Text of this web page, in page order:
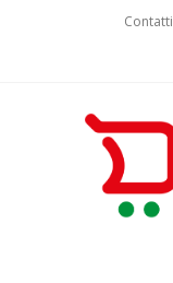
Contatti